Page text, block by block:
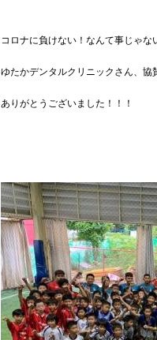
コロナに負けない！なんて事じゃ
ゆたかデンタルクリニックさん、協
ありがとうございました！！！